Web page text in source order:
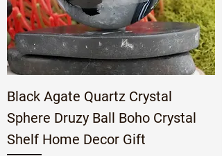
Black Agate Quartz Crystal
Sphere Druzy Ball Boho Crystal
Shelf Home Decor Gift